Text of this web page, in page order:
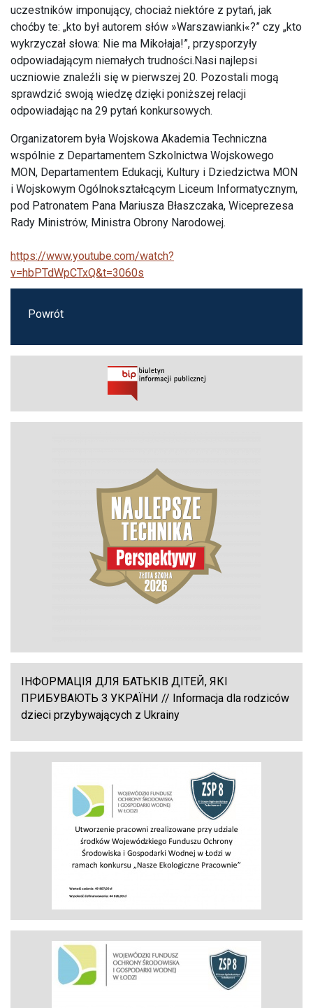
uczestników imponujący, chociaż niektóre z pytań, jak
choćby te: „kto był autorem słów »Warszawianki«?” czy „kto
wykrzyczał słowa: Nie ma Mikołaja!”, przysporzyły
odpowiadającym niemałych trudności.Nasi najlepsi
uczniowie znaleźli się w pierwszej 20. Pozostali mogą
sprawdzić swoją wiedzę dzięki poniższej relacji
odpowiadając na 29 pytań konkursowych.
Organizatorem była Wojskowa Akademia Techniczna
wspólnie z Departamentem Szkolnictwa Wojskowego
MON, Departamentem Edukacji, Kultury i Dziedzictwa MON
i Wojskowym Ogólnokształcącym Liceum Informatycznym,
pod Patronatem Pana Mariusza Błaszczaka, Wiceprezesa
Rady Ministrów, Ministra Obrony Narodowej.
https://www.youtube.com/watch?
v=hbPTdWpCTxQ&t=3060s
Powrót
ІНФОРМАЦІЯ ДЛЯ БАТЬКІВ ДІТЕЙ, ЯКІ
ПРИБУВАЮТЬ З УКРАЇНИ // Informacja dla rodziców
dzieci przybywających z Ukrainy